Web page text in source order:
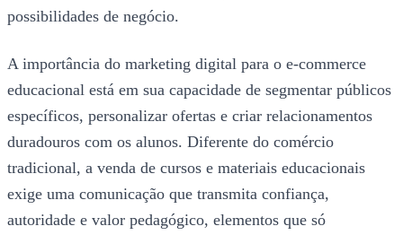
possibilidades de negócio.
A importância do marketing digital para o e-commerce
educacional está em sua capacidade de segmentar públicos
específicos, personalizar ofertas e criar relacionamentos
duradouros com os alunos. Diferente do comércio
tradicional, a venda de cursos e materiais educacionais
exige uma comunicação que transmita confiança,
autoridade e valor pedagógico, elementos que só